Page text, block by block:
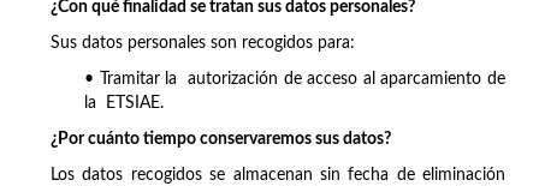
¿Con qué finalidad se tratan sus datos personales?
Sus datos personales son recogidos para:
• Tramitar la autorización de acceso al aparcamiento de
la ETSIAE.
¿Por cuánto tiempo conservaremos sus datos?
Los datos recogidos se almacenan sin fecha de eliminación